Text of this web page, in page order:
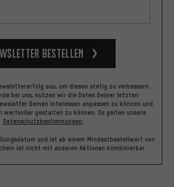
bestellen
aus, um diesen stetig zu verbessern.
bei uns, nutzen wir die Daten Deiner letzten
Deinen Interessen anpassen zu können und
wertvoller gestalten zu können. Es gelten unsere
Datenschutzbestimmungen.
und ist ab einem Mindestbestellwert von
ist nicht mit anderen Aktionen kombinierbar.